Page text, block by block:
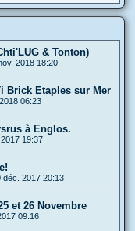
& Tonton)
2018 18:20
Brick Etaples sur Mer
06:23
à Englos.
19:37
déc. 2017 20:13
et 26 Novembre
09:16